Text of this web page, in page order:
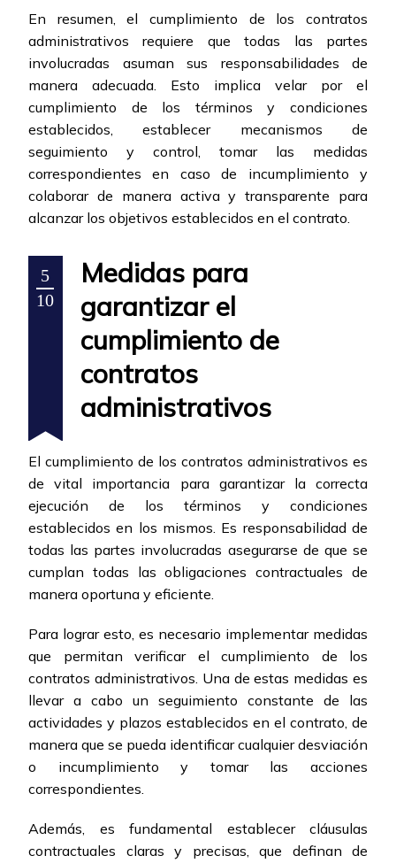
En resumen, el cumplimiento de los contratos
administrativos requiere que todas las partes
involucradas asuman sus responsabilidades de
manera adecuada. Esto implica velar por el
cumplimiento de los términos y condiciones
establecidos, establecer mecanismos de
seguimiento y control, tomar las medidas
correspondientes en caso de incumplimiento y
colaborar de manera activa y transparente para
alcanzar los objetivos establecidos en el contrato.
5
10
Medidas para
garantizar el
cumplimiento de
contratos
administrativos
El cumplimiento de los contratos administrativos es
de vital importancia para garantizar la correcta
ejecución de los términos y condiciones
establecidos en los mismos. Es responsabilidad de
todas las partes involucradas asegurarse de que se
cumplan todas las obligaciones contractuales de
manera oportuna y eficiente.
Para lograr esto, es necesario implementar medidas
que permitan verificar el cumplimiento de los
contratos administrativos. Una de estas medidas es
llevar a cabo un seguimiento constante de las
actividades y plazos establecidos en el contrato, de
manera que se pueda identificar cualquier desviación
o incumplimiento y tomar las acciones
correspondientes.
Además, es fundamental establecer cláusulas
contractuales claras y precisas, que definan de